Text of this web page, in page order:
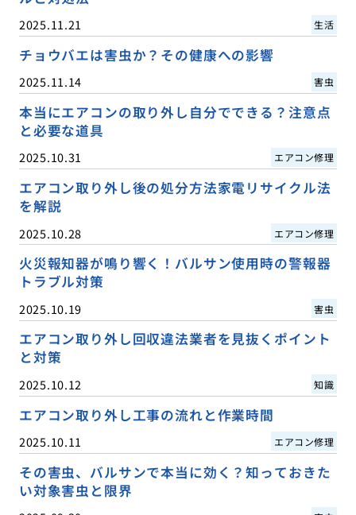
2025.11.21 生活
チョウバエは害虫か？その健康への影響
2025.11.14 害虫
本当にエアコンの取り外し自分でできる？注意点
と必要な道具
2025.10.31 エアコン修理
エアコン取り外し後の処分方法家電リサイクル法
を解説
2025.10.28 エアコン修理
火災報知器が鳴り響く！バルサン使用時の警報器
トラブル対策
2025.10.19 害虫
エアコン取り外し回収違法業者を見抜くポイント
と対策
2025.10.12 知識
エアコン取り外し工事の流れと作業時間
2025.10.11 エアコン修理
その害虫、バルサンで本当に効く？知っておきた
い対象害虫と限界